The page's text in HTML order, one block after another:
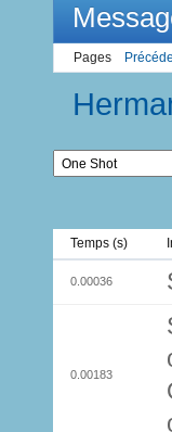
Pages
Temps (s)
0.00036
0.00183